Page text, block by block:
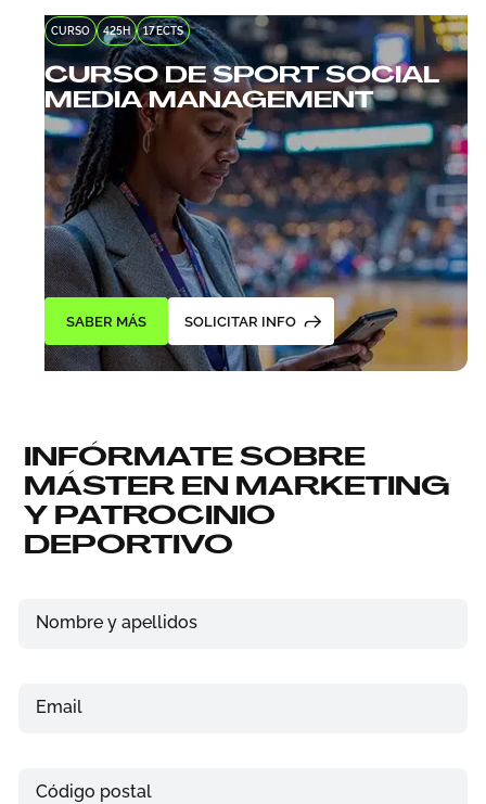
CURSO 425H 17 ECTS
CURSO DE SPORT SOCIAL
MEDIA MANAGEMENT
SABER MÁS SOLICITAR INFO
INFÓRMATE SOBRE
MÁSTER EN MARKETING
Y PATROCINIO
DEPORTIVO
Nombre y apellidos
Email
Código postal